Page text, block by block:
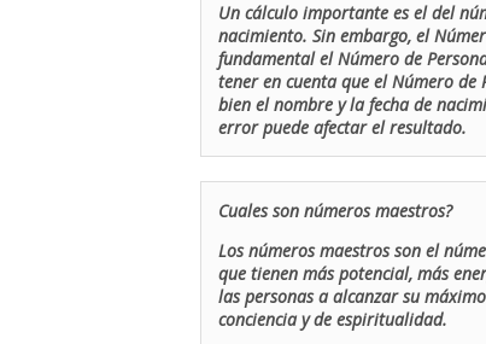
Un cálculo importante es el del
nacimiento. Sin embargo, el
fundamental el Número de
tener en cuenta que el Número
bien el nombre y la fecha de
error puede afectar el resultado.
Cuales son números maestros?
Los números maestros son el
que tienen más potencial, más
las personas a alcanzar su
conciencia y de espiritualidad.